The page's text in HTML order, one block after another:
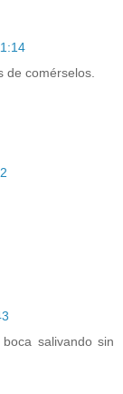
de comérselos.
salivando sin